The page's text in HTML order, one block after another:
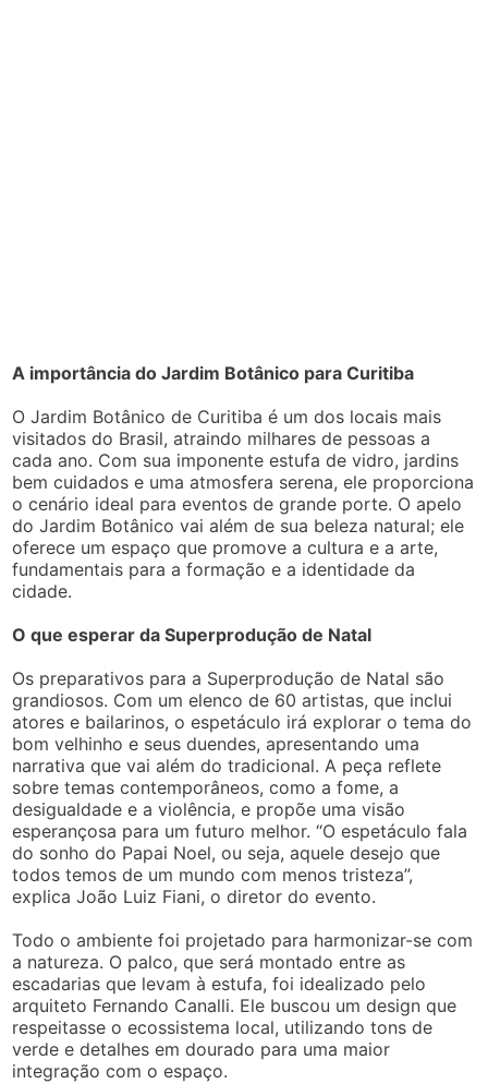
A importância do Jardim Botânico para Curitiba
O Jardim Botânico de Curitiba é um dos locais mais
visitados do Brasil, atraindo milhares de pessoas a
cada ano. Com sua imponente estufa de vidro, jardins
bem cuidados e uma atmosfera serena, ele proporciona
o cenário ideal para eventos de grande porte. O apelo
do Jardim Botânico vai além de sua beleza natural; ele
oferece um espaço que promove a cultura e a arte,
fundamentais para a formação e a identidade da
cidade.
O que esperar da Superprodução de Natal
Os preparativos para a Superprodução de Natal são
grandiosos. Com um elenco de 60 artistas, que inclui
atores e bailarinos, o espetáculo irá explorar o tema do
bom velhinho e seus duendes, apresentando uma
narrativa que vai além do tradicional. A peça reflete
sobre temas contemporâneos, como a fome, a
desigualdade e a violência, e propõe uma visão
esperançosa para um futuro melhor. “O espetáculo fala
do sonho do Papai Noel, ou seja, aquele desejo que
todos temos de um mundo com menos tristeza”,
explica João Luiz Fiani, o diretor do evento.
Todo o ambiente foi projetado para harmonizar-se com
a natureza. O palco, que será montado entre as
escadarias que levam à estufa, foi idealizado pelo
arquiteto Fernando Canalli. Ele buscou um design que
respeitasse o ecossistema local, utilizando tons de
verde e detalhes em dourado para uma maior
integração com o espaço.